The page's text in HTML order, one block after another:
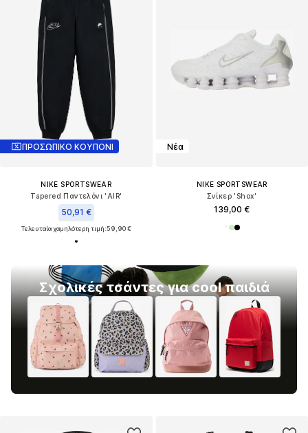
ΠΡΟΣΩΠΙΚΟ ΚΟΥΠΟΝΙ
NIKE SPORTSWEAR
Tapered Παντελόνι 'AIR'
50,91 €
Τελευταία χαμηλότερη τιμή:59,90 €
Σχολικές τσάντες για cool παιδιά
Νέα
NIKE SPORTSWEAR
Σνίκερ 'Shox'
139,00 €